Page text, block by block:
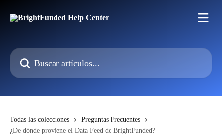
Buscar artículos...
Todas las colecciones
Preguntas Frecuentes
¿De dónde proviene el Data Feed de BrightFunded?